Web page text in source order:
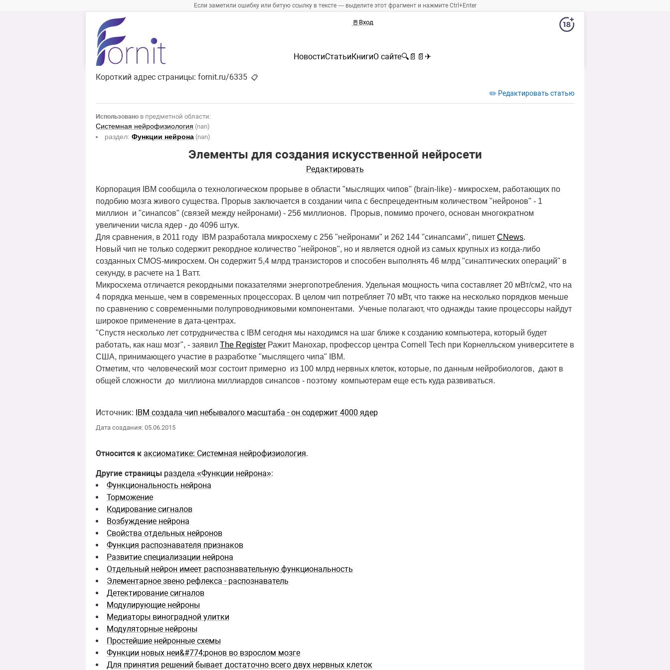
Если заметили ошибку или битую ссылку в тексте — выделите этот фрагмент и нажмите Ctrl+Enter
🚪 Вход
НовостиСтатьиКнигиО сайте🔍 📄 📄 ✈
Короткий адрес страницы: fornit.ru/6335 📋
✏️ Редактировать статью
Использовано в предметной области:
Системная нейрофизиология (nan)
раздел:Функции нейрона (nan)
Элементы для создания искусственной нейросети
Редактировать
Корпорация IBM сообщила о технологическом прорыве в области "мыслящих чипов" (brain-like) - микросхем, работающих по
подобию мозга живого существа. Прорыв заключается в создании чипа с беспрецедентным количеством "нейронов" - 1
миллион и "синапсов" (связей между нейронами) - 256 миллионов. Прорыв, помимо прочего, основан многократном
увеличении числа ядер - до 4096 штук.
Для сравнения, в 2011 году IBM разработала микросхему с 256 "нейронами" и 262 144 "синапсами", пишет CNews.
Новый чип не только содержит рекордное количество "нейронов", но и является одной из самых крупных из когда-либо
созданных CMOS-микросхем. Он содержит 5,4 млрд транзисторов и способен выполнять 46 млрд "синаптических операций" в
секунду, в расчете на 1 Ватт.
Микросхема отличается рекордными показателями энергопотребления. Удельная мощность чипа составляет 20 мВт/см2, что на
4 порядка меньше, чем в современных процессорах. В целом чип потребляет 70 мВт, что также на несколько порядков меньше
по сравнению с современными полупроводниковыми компонентами. Ученые полагают, что однажды такие процессоры найдут
широкое применение в дата-центрах.
"Спустя несколько лет сотрудничества с IBM сегодня мы находимся на шаг ближе к созданию компьютера, который будет
работать, как наш мозг", - заявил The Register Ражит Манохар, профессор центра Cornell Tech при Корнелльском университете в
США, принимающего участие в разработке "мыслящего чипа" IBM.
Отметим, что человеческий мозг состоит примерно из 100 млрд нервных клеток, которые, по данным нейробиологов, дают в
общей сложности до миллиона миллиардов синапсов - поэтому компьютерам еще есть куда развиваться.
Источник: IBM создала чип небывалого масштаба - он содержит 4000 ядер
Дата создания: 05.06.2015
Относится к аксиоматике: Системная нейрофизиология.
Другие страницы раздела «Функции нейрона»:
Функциональность нейрона
Торможение
Кодирование сигналов
Возбуждение нейрона
Свойства отдельных нейронов
Функция распознавателя признаков
Развитие специализации нейрона
Отдельный нейрон имеет распознавательную функциональность
Элементарное звено рефлекса - распознаватель
Детектирование сигналов
Модулирующие нейроны
Медиаторы виноградной улитки
Модуляторные нейроны
Простейшие нейронные схемы
Функции новых неи&#774;ронов во взрослом мозге
Для принятия решений бывает достаточно всего двух нервных клеток